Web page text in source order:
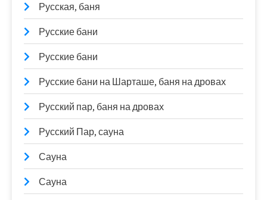
Русская, баня
Русские бани
Русские бани
Русские бани на Шарташе, баня на дровах
Русский пар, баня на дровах
Русский Пар, сауна
Сауна
Сауна